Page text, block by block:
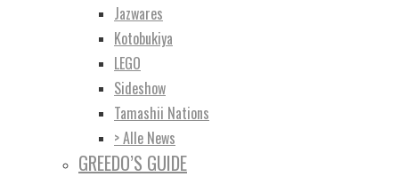
Jazwares
Kotobukiya
LEGO
Sideshow
Tamashii Nations
> Alle News
GREEDO’S GUIDE